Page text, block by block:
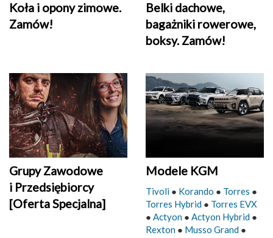
Koła i opony zimowe.
Zamów!
Belki dachowe,
bagażniki rowerowe,
boksy. Zamów!
Grupy Zawodowe
i Przedsiębiorcy
[Oferta Specjalna]
Modele KGM
Tivoli ● Korando ● Torres ●
Torres Hybrid ● Torres EVX
● Actyon ● Actyon Hybrid ●
Rexton ● Musso Grand ●